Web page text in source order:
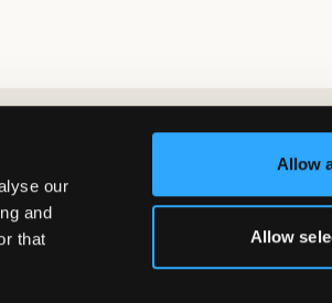
our
and
that
Allow
Allow